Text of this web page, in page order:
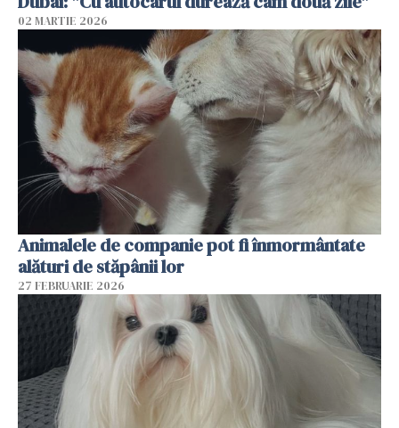
02 MARTIE 2026
Animalele de companie pot fi înmormântate
alături de stăpânii lor
27 FEBRUARIE 2026